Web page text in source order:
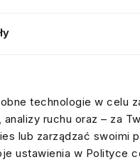
technologie w celu
ruchu oraz – za
lub zarządzać swoimi
ustawienia w Polityce
OPINIE
Informacja o
Wszystkie
dostępne są